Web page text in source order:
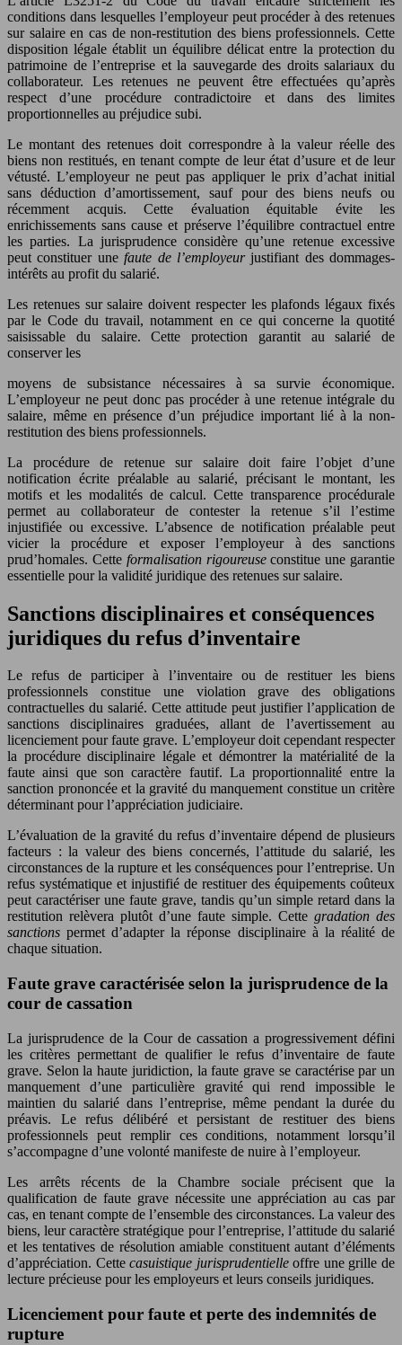
conditions dans lesquelles l’employeur peut procéder à des retenues
sur salaire en cas de non-restitution des biens professionnels. Cette
disposition légale établit un équilibre délicat entre la protection du
patrimoine de l’entreprise et la sauvegarde des droits salariaux du
collaborateur. Les retenues ne peuvent être effectuées qu’après
respect d’une procédure contradictoire et dans des limites
proportionnelles au préjudice subi.
Le montant des retenues doit correspondre à la valeur réelle des
biens non restitués, en tenant compte de leur état d’usure et de leur
vétusté. L’employeur ne peut pas appliquer le prix d’achat initial
sans déduction d’amortissement, sauf pour des biens neufs ou
récemment acquis. Cette évaluation équitable évite les
enrichissements sans cause et préserve l’équilibre contractuel entre
les parties. La jurisprudence considère qu’une retenue excessive
peut constituer une faute de l’employeurjustifiant des dommages-
intérêts au profit du salarié.
Les retenues sur salaire doivent respecter les plafonds légaux fixés
par le Code du travail, notamment en ce qui concerne la quotité
saisissable du salaire. Cette protection garantit au salarié de
conserver les
moyens de subsistance nécessaires à sa survie économique.
L’employeur ne peut donc pas procéder à une retenue intégrale du
salaire, même en présence d’un préjudice important lié à la non-
restitution des biens professionnels.
La procédure de retenue sur salaire doit faire l’objet d’une
notification écrite préalable au salarié, précisant le montant, les
motifs et les modalités de calcul. Cette transparence procédurale
permet au collaborateur de contester la retenue s’il l’estime
injustifiée ou excessive. L’absence de notification préalable peut
vicier la procédure et exposer l’employeur à des sanctions
prud’homales. Cette formalisation rigoureuseconstitue une garantie
essentielle pour la validité juridique des retenues sur salaire.
Sanctions disciplinaires et conséquences
juridiques du refus d’inventaire
Le refus de participer à l’inventaire ou de restituer les biens
professionnels constitue une violation grave des obligations
contractuelles du salarié. Cette attitude peut justifier l’application de
sanctions disciplinaires graduées, allant de l’avertissement au
licenciement pour faute grave. L’employeur doit cependant respecter
la procédure disciplinaire légale et démontrer la matérialité de la
faute ainsi que son caractère fautif. La proportionnalité entre la
sanction prononcée et la gravité du manquement constitue un critère
déterminant pour l’appréciation judiciaire.
L’évaluation de la gravité du refus d’inventaire dépend de plusieurs
facteurs : la valeur des biens concernés, l’attitude du salarié, les
circonstances de la rupture et les conséquences pour l’entreprise. Un
refus systématique et injustifié de restituer des équipements coûteux
peut caractériser une faute grave, tandis qu’un simple retard dans la
restitution relèvera plutôt d’une faute simple. Cette gradation des
sanctions permet d’adapter la réponse disciplinaire à la réalité de
chaque situation.
Faute grave caractérisée selon la jurisprudence de la
cour de cassation
La jurisprudence de la Cour de cassation a progressivement défini
les critères permettant de qualifier le refus d’inventaire de faute
grave. Selon la haute juridiction, la faute grave se caractérise par un
manquement d’une particulière gravité qui rend impossible le
maintien du salarié dans l’entreprise, même pendant la durée du
préavis. Le refus délibéré et persistant de restituer des biens
professionnels peut remplir ces conditions, notamment lorsqu’il
s’accompagne d’une volonté manifeste de nuire à l’employeur.
Les arrêts récents de la Chambre sociale précisent que la
qualification de faute grave nécessite une appréciation au cas par
cas, en tenant compte de l’ensemble des circonstances. La valeur des
biens, leur caractère stratégique pour l’entreprise, l’attitude du salarié
et les tentatives de résolution amiable constituent autant d’éléments
d’appréciation. Cettecasuistique jurisprudentielleoffre une grille de
lecture précieuse pour les employeurs et leurs conseils juridiques.
Licenciement pour faute et perte des indemnités de
rupture